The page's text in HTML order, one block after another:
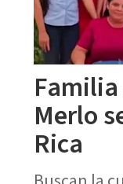
Merlo
Rica